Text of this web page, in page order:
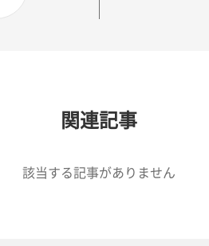
関連記事
該当する記事がありません